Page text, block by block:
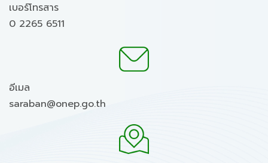
เบอร์โทรสาร
0 2265 6511
อีเมล
saraban@onep.go.th